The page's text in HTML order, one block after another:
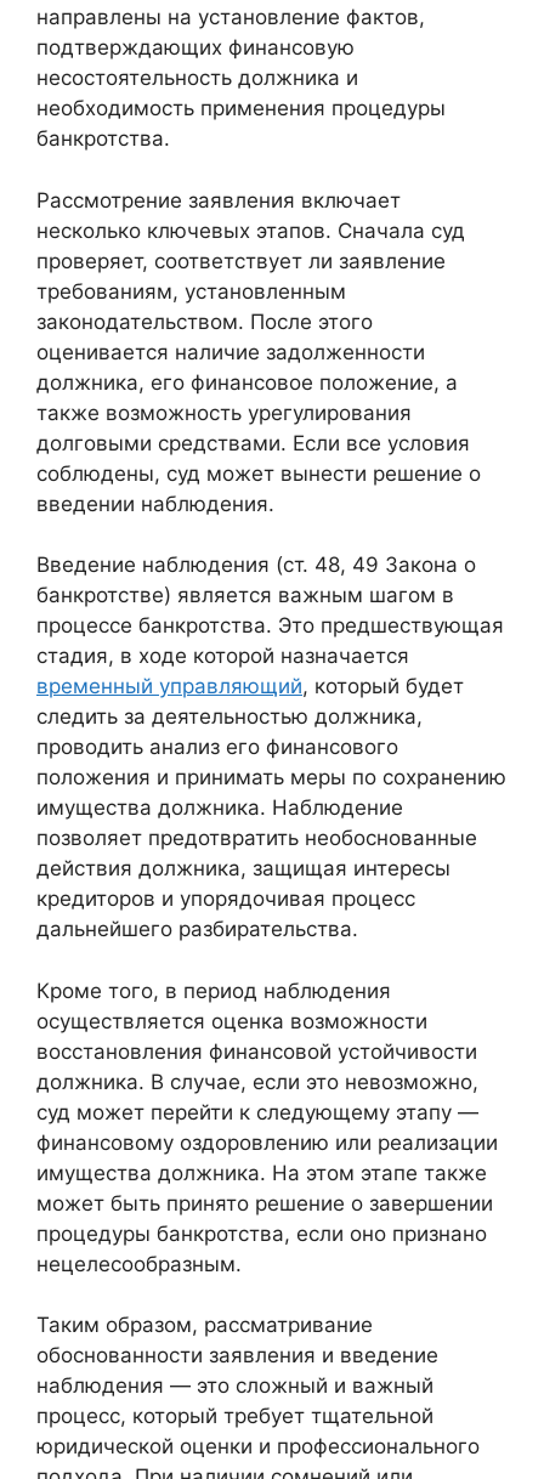
направлены на установление фактов,
подтверждающих финансовую
несостоятельность должника и
необходимость применения процедуры
банкротства.
Рассмотрение заявления включает
несколько ключевых этапов. Сначала суд
проверяет, соответствует ли заявление
требованиям, установленным
законодательством. После этого
оценивается наличие задолженности
должника, его финансовое положение, а
также возможность урегулирования
долговыми средствами. Если все условия
соблюдены, суд может вынести решение о
введении наблюдения.
Введение наблюдения (ст. 48, 49 Закона о
банкротстве) является важным шагом в
процессе банкротства. Это предшествующая
стадия, в ходе которой назначается
временный управляющий, который будет
следить за деятельностью должника,
проводить анализ его финансового
положения и принимать меры по сохранению
имущества должника. Наблюдение
позволяет предотвратить необоснованные
действия должника, защищая интересы
кредиторов и упорядочивая процесс
дальнейшего разбирательства.
Кроме того, в период наблюдения
осуществляется оценка возможности
восстановления финансовой устойчивости
должника. В случае, если это невозможно,
суд может перейти к следующему этапу —
финансовому оздоровлению или реализации
имущества должника. На этом этапе также
может быть принято решение о завершении
процедуры банкротства, если оно признано
нецелесообразным.
Таким образом, рассматривание
обоснованности заявления и введение
наблюдения — это сложный и важный
процесс, который требует тщательной
юридической оценки и профессионального